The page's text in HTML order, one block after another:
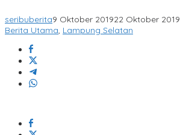
seribuberita9 Oktober 201922 Oktober 2019
Berita Utama, Lampung Selatan